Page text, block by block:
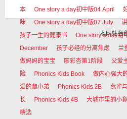
本
One story a day初中版04 April
味
One story a day初中版07 July
孩子一生的健康书
One story a day初
December
孩子必经的分离焦虑 兰
做妈妈的宝宝
廖彩杏第1阶段 父爱
险
Phonics Kids Book 做内心强大
爱的鼠小弟
Phonics Kids 2B 燕雀
长
Phonics Kids 4B 大城市里的小
精选
本网站名